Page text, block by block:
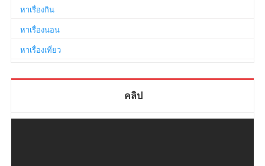
หาเรื่องกิน
หาเรื่องนอน
หาเรื่องเที่ยว
คลิป